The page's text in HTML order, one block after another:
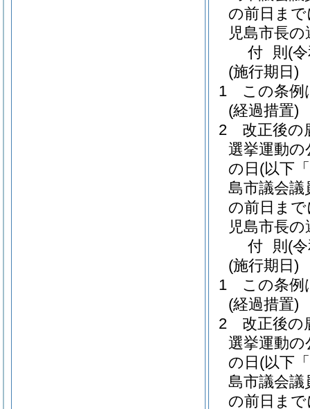
の前日ま
児島市長
付 則 (
(施行期日)
1
この条例
(経過措置)
2
改正後の
選挙運動
の日 (以下
島市議会
の前日ま
児島市長
付 則 (
(施行期日)
1
この条例
(経過措置)
2
改正後の
選挙運動
の日 (以下
島市議会
の前日ま